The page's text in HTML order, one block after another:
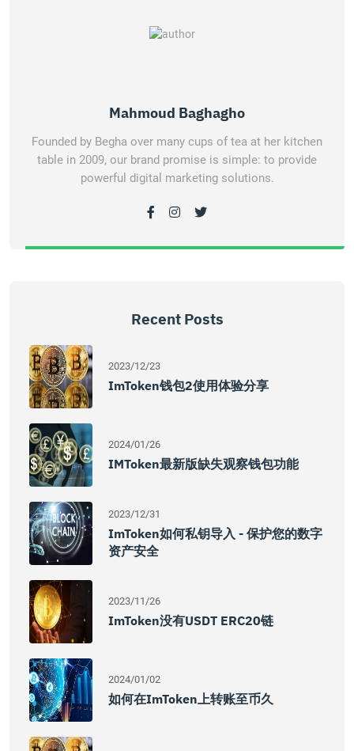
Mahmoud Baghagho
Founded by Begha over many cups of tea at her kitchen
table in 2009, our brand promise is simple: to provide
powerful digital marketing solutions.
Recent Posts
2023/12/23
ImToken钱包2使用体验分享
2024/01/26
IMToken最新版缺失观察钱包功能
2023/12/31
ImToken如何私钥导入 - 保护您的数字
资产安全
2023/11/26
ImToken没有USDT ERC20链
2024/01/02
如何在imToken上转账至币久